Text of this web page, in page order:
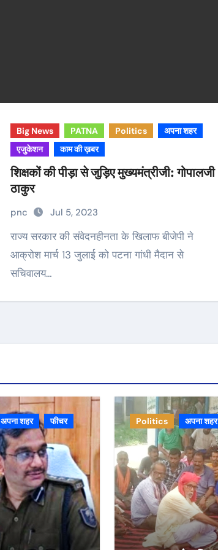
Big News PATNA Politics
अपना शहर
एजुकेशन
काम की ख़बर
शिक्षकों की पीड़ा से जुड़िए मुख्यमंत्रीजी: गोपालजी
ठाकुर
pnc Jul 5, 2023
राज्य सरकार की संवेदनहीनता के खिलाफ बीजेपी ने
आक्रोश मार्च 13 जुलाई को पटना गांधी मैदान से
सचिवालय…
अपना शहर फीचर Politics अपना शहर